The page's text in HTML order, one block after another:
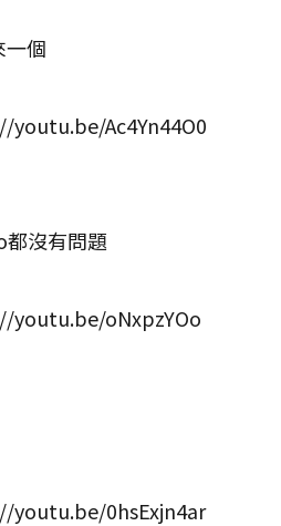
個
Ac4Yn44O0
沒有問題
oNxpzYOo
0hsExjn4ar